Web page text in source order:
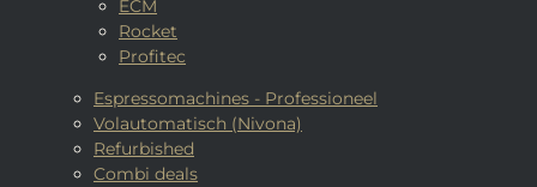
ECM
Rocket
Profitec
Espressomachines - Professioneel
Volautomatisch (Nivona)
Refurbished
Combi deals